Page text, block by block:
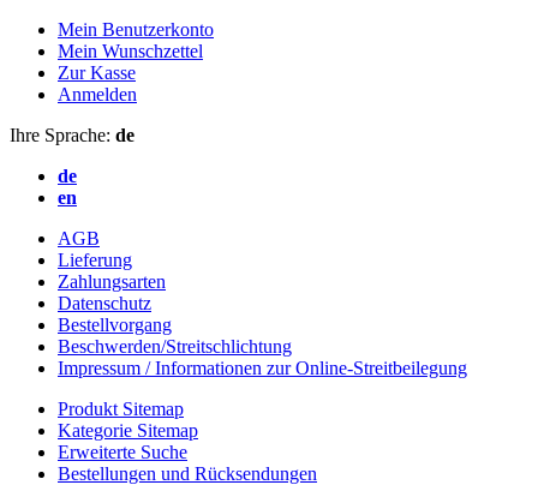
Mein Benutzerkonto
Mein Wunschzettel
Zur Kasse
Anmelden
Ihre Sprache: de
de
en
AGB
Lieferung
Zahlungsarten
Datenschutz
Bestellvorgang
Beschwerden/Streitschlichtung
Impressum / Informationen zur Online-Streitbeilegung
Produkt Sitemap
Kategorie Sitemap
Erweiterte Suche
Bestellungen und Rücksendungen